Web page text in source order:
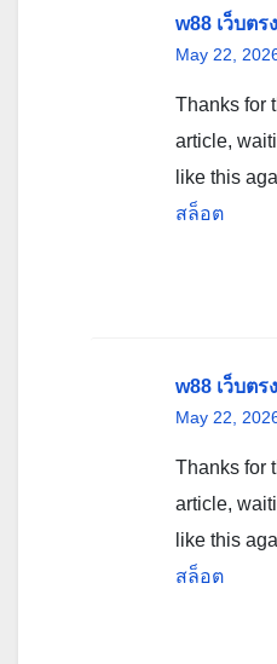
w88 เว็บตร
May 22,
Thanks for
article,
like this
สล็อต
w88 เว็บตร
May 22,
Thanks for
article,
like this
สล็อต